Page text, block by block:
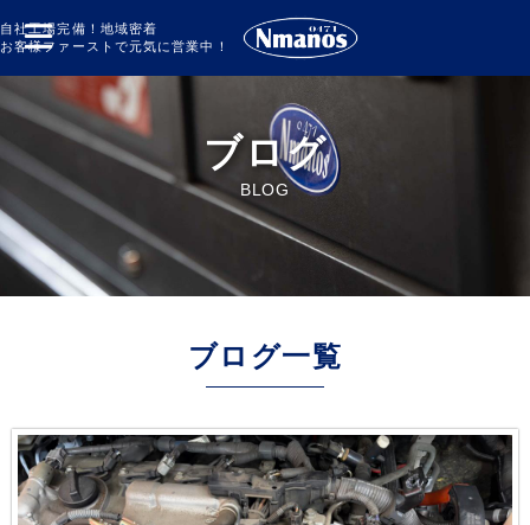
自社工場完備！地域密着
お客様ファーストで元気に営業中！
ブログ
BLOG
ブログ一覧